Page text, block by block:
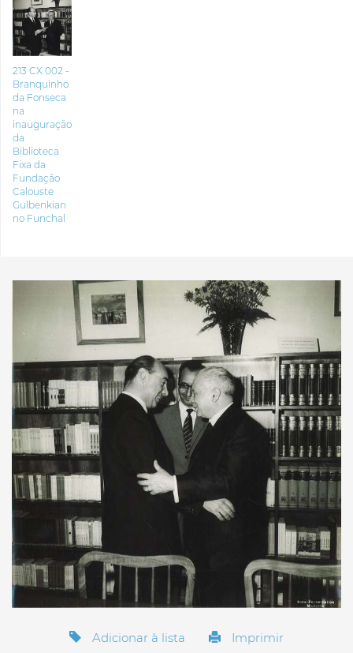
213 CX 002 -
Branquinho
da Fonseca
na
inauguração
da
Biblioteca
Fixa da
Fundação
Calouste
Gulbenkian
no Funchal
Adicionar à lista Imprimir